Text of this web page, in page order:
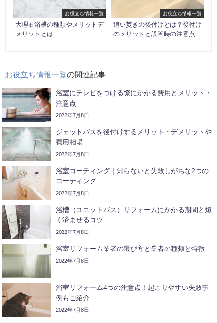
お役立ち情報一覧
大理石浴槽の種類やメリットデ
メリットとは
お役立ち情報一覧
追い焚きの後付けとは？後付け
のメリットと設置時の注意点
お役立ち情報一覧の関連記事
浴室にテレビをつける際にかかる費用とメリット・
注意点
2022年7月8日
ジェットバスを後付けするメリット・デメリットや
費用相場
2022年7月8日
浴室コーティング｜知らないと失敗しがちな2つの
コーティング
2022年7月8日
浴槽（ユニットバス）リフォームにかかる期間と短
く済ませるコツ
2022年7月8日
浴室リフォーム業者の選び方と業者の種類と特徴
2022年7月8日
浴室リフォーム4つの注意点！起こりやすい失敗事
例もご紹介
2022年7月8日